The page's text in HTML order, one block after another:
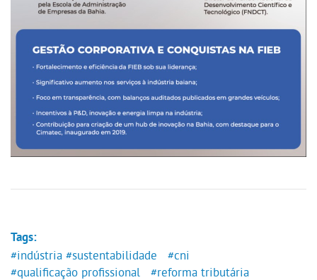
Tags:
#indústria #sustentabilidade
#cni
#qualificação profissional
#reforma tributária